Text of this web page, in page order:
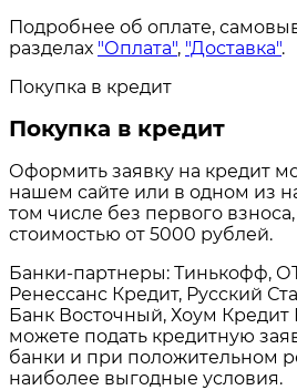
Подробнее об оплате,
разделах "Оплата", "Доставка".
Покупка в кредит
Покупка в кредит
Оформить заявку на кредит
нашем сайте или в одном из
том числе без первого
стоимостью от 5000 рублей.
Банки-партнеры: Тинькофф,
Ренессанс Кредит, Русский
Банк Восточный, Хоум Кредит
можете подать кредитную
банки и при положительном
наиболее выгодные условия.